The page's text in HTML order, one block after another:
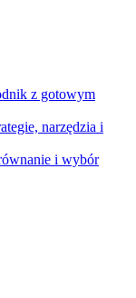
z gotowym
narzędzia i
i wybór